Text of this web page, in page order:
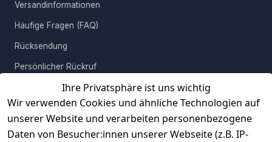
Märchen, die erst beim Anblick des Besonderen zu lächeln
Glanz in Deinen Alltag. Setze ein Statement mit dieser
goldfarbenen Verführung, die jeden Raum in königlichen Glanz
Ihre Privatsphäre ist uns wichtig
Wir verwenden Cookies und ähnliche Technologien auf
unserer Website und verarbeiten personenbezogene
Daten von Besucher:innen unserer Webseite (z.B. IP-
Versandinformationen
Häufige Fragen (FAQ)
Rücksendung
Persönlicher Rückruf
Erfahrungen
Vertrag widerrufen
INFORMATIONEN